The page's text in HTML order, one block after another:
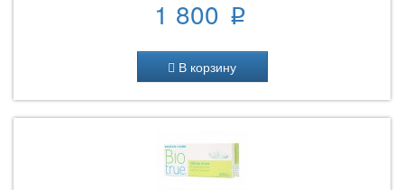
1 800 p
В корзину